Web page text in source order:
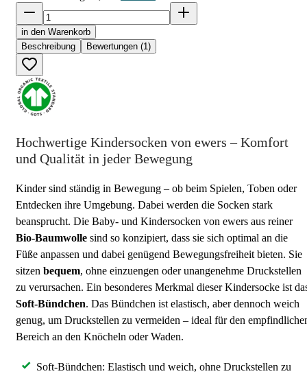
in den Warenkorb
Beschreibung
Bewertungen (1)
Hochwertige Kindersocken von ewers – Komfort
und Qualität in jeder Bewegung
Kinder sind ständig in Bewegung – ob beim Spielen, Toben oder
Entdecken ihre Umgebung. Dabei werden die Socken stark
beansprucht. Die Baby- und Kindersocken von ewers aus reiner
Bio-Baumwolle sind so konzipiert, dass sie sich optimal an die
Füße anpassen und dabei genügend Bewegungsfreiheit bieten. Sie
sitzen bequem, ohne einzuengen oder unangenehme Druckstellen
zu verursachen. Ein besonderes Merkmal dieser Kindersocke ist
Soft-Bündchen. Das Bündchen ist elastisch, aber dennoch weich
genug, um Druckstellen zu vermeiden – ideal für den
Bereich an den Knöcheln oder Waden.
Soft-Bündchen: Elastisch und weich, ohne Druckstellen zu